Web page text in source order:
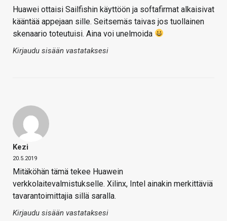
Huawei ottaisi Sailfishin käyttöön ja softafirmat alkaisivat
kääntää appejaan sille. Seitsemäs taivas jos tuollainen
skenaario toteutuisi. Aina voi unelmoida
Kirjaudu sisään vastataksesi
Kezi
20.5.2019
Mitäköhän tämä tekee Huawein
verkkolaitevalmistukselle. Xilinx, Intel ainakin merkittäviä
tavarantoimittajia sillä saralla.
Kirjaudu sisään vastataksesi